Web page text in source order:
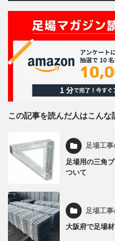
この記事を読んだ人はこんな
足場工
足場用の三角
ついて
足場工
大阪府で足場